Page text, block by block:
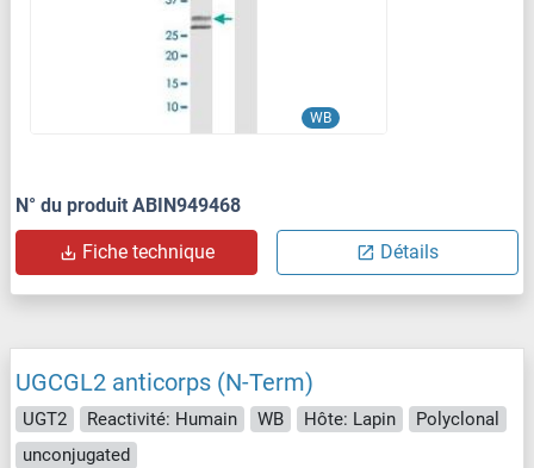
WB
N° du produit ABIN949468
Fiche technique Détails
UGCGL2 anticorps (N-Term)
UGT2 Reactivité: Humain WB Hôte: Lapin
Polyclonal
unconjugated